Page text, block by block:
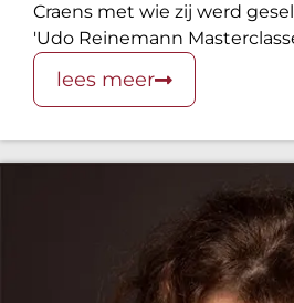
Craens met wie zij werd
'Udo Reinemann
lees meer